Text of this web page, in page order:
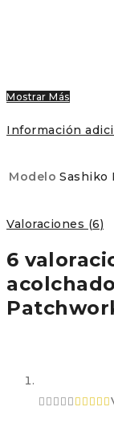
Mostrar Más
Información
Modelo Sashiko
Valoraciones (6)
6